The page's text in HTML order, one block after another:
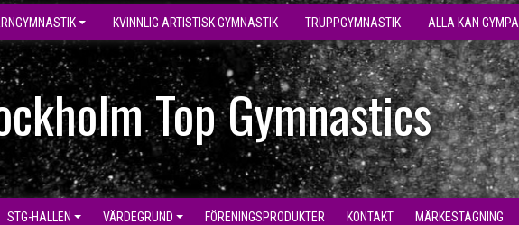
KVINNLIG ARTISTISK GYMNASTIK TRUPPGYMNASTIK ALLA KAN GYMPA
Top Gymnastics
STG-HALLEN VÄRDEGRUND FÖRENINGSPRODUKTER KONTAKT MÄRKESTAGNING